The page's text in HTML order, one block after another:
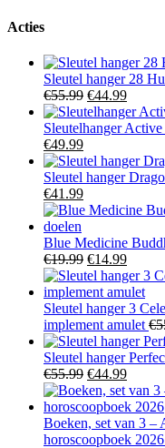
Acties
Sleutel hanger 28
€55.99
prijs
was:
€44.99Huidige
prijs
is:
Sleutelhanger
Oorspronkelijke
prijs
was:
€55.99.
€49.99Huidige
prijs
is:
€49.99.
Sleutel hanger
Oorspronkelijke
prijs
was:
€55.99.
€41.99Huidige
prijs
€41.99.
Blue Medicine
€19.99
prijs
was:
€19.99.
€14.99Huidige
prijs
is:
Sleutel hanger 3
implement amulet €
Sleutel hanger
€55.99
prijs
was:
€55.99.
€44.99Huidige
prijs
is:
Boeken, set van 3 –
horoscoopboek 2026